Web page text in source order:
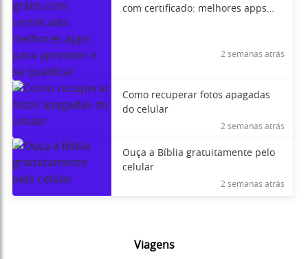
com certificado: melhores apps
2 semanas atrás
Como recuperar fotos apagadas
do celular
2 semanas atrás
Ouça a Bíblia gratuitamente pelo
celular
2 semanas atrás
Viagens